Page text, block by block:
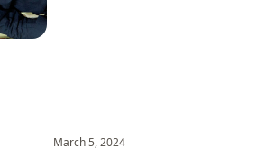
March 5, 2024